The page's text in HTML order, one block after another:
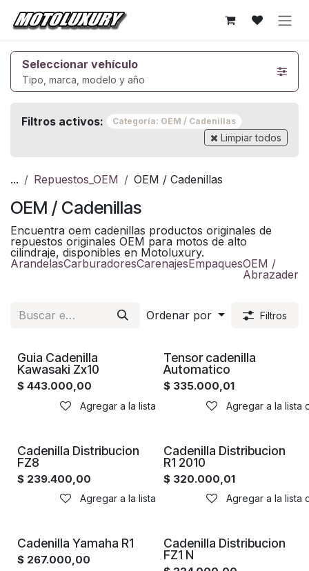
Ir al contenido
Seleccionar vehículo
Tipo, marca, modelo y año
Filtros activos: Categoría: OEM / Cadenillas
Limpiar todos
... Repuestos_OEM OEM / Cadenillas
OEM / Cadenillas
Encuentra oem cadenillas productos originales de
repuestos originales OEM para motos de alto
cilindraje, disponibles en Motoluxury.
ArandelasCarburadoresCarenajesEmpaquesOEM /
Ordenar por Filtros
Guia Cadenilla
Kawasaki Zx10
$ 443.000,00
Agregar a la lista de deseos
Tensor cadenilla
Automatico
$ 335.000,01
Agregar a la lista
Cadenilla Distribucion
FZ8
$ 239.400,00
Agregar a la lista de deseos
Cadenilla Distribucion
R1 2010
$ 320.000,01
Agregar a la lista
Cadenilla Yamaha R1
$ 267.000,00
Cadenilla Distribucion
FZ1 N